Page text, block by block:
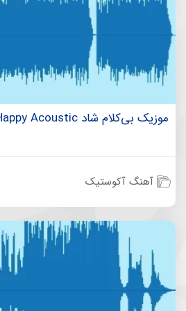
موزیک بی‌کلام شاد Happy Acoustic
آهنگ آکوستیک